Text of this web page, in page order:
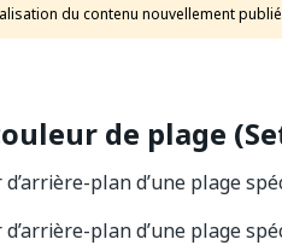
du contenu nouvellement
de plage
plan d’une plage
plan d’une plage